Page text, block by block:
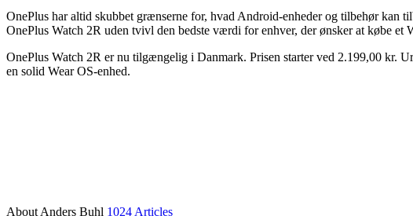
OnePlus har altid skubbet grænserne for, hvad Android-enheder og tilbehør kan
OnePlus Watch 2R uden tvivl den bedste værdi for enhver, der ønsker at købe et
OnePlus Watch 2R er nu tilgængelig i Danmark. Prisen starter ved 2.199,00 kr.
en solid Wear OS-enhed.
About Anders Buhl 1024 Articles